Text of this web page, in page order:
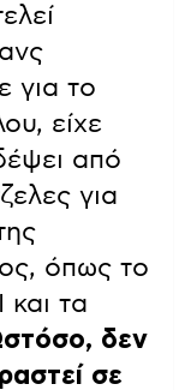
για το
είχε
από
για
όπως το
τα
δεν
σε